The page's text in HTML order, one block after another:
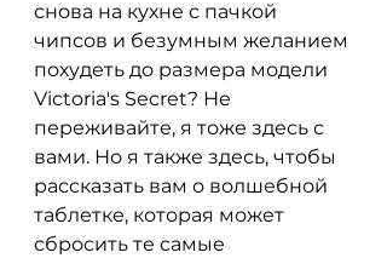
снова на кухне с пачкой
чипсов и безумным желанием
похудеть до размера модели
Victoria's Secret? Не
переживайте, я тоже здесь с
вами. Но я также здесь, чтобы
рассказать вам о волшебной
таблетке, которая может
сбросить те самые